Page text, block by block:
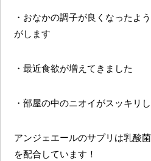
・おなかの調子が良くなったよ
がします
・最近食欲が増えてきました
・部屋の中のニオイがスッキリ
アンジェエールのサプリは乳酸
を配合しています！